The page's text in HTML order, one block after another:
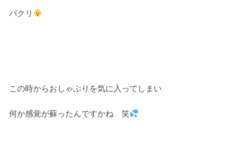
パクリ
この時からおしゃぶりを気に入ってしまい
何か感覚が蘇ったんですかね 笑